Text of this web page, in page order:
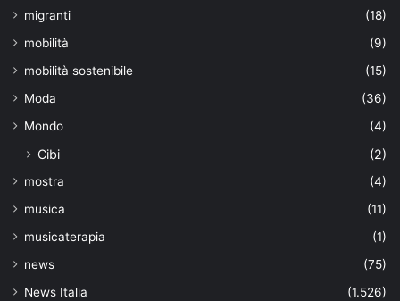
migranti
(18)
mobilità
(9)
mobilità sostenibile
(15)
Moda
(36)
Mondo
(4)
Cibi (2)
mostra
(4)
musica
(11)
musicaterapia
(1)
news
(75)
News Italia
(1.526)